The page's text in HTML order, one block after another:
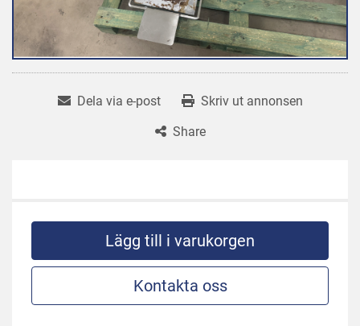
Dela via e-post
Skriv ut annonsen
Share
Lägg till i varukorgen
Kontakta oss